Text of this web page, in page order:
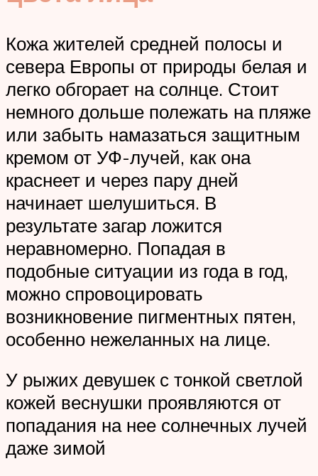
Кожа жителей средней полосы и
севера Европы от природы белая и
легко обгорает на солнце. Стоит
немного дольше полежать на пляже
или забыть намазаться защитным
кремом от УФ-лучей, как она
краснеет и через пару дней
начинает шелушиться. В
результате загар ложится
неравномерно. Попадая в
подобные ситуации из года в год,
можно спровоцировать
возникновение пигментных пятен,
особенно нежеланных на лице.
У рыжих девушек с тонкой светлой
кожей веснушки проявляются от
попадания на нее солнечных лучей
даже зимой